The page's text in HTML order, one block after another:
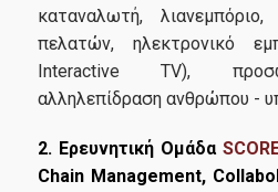
καταναλωτή,
πελατών, ηλεκτρονικό
Interactive TV),
αλληλεπίδραση ανθρώπου -
2. Ερευνητική Ομάδα
Chain Management,